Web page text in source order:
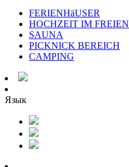
FERIENHäUSER
HOCHZEIT IM FREIEN
SAUNA
PICKNICK BEREICH
CAMPING
Язык